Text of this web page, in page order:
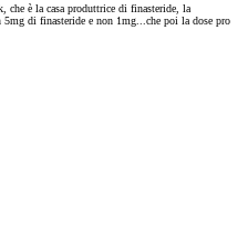
che è la casa produttrice di finasteride, la
5mg di finasteride e non 1mg...che poi la dose pro